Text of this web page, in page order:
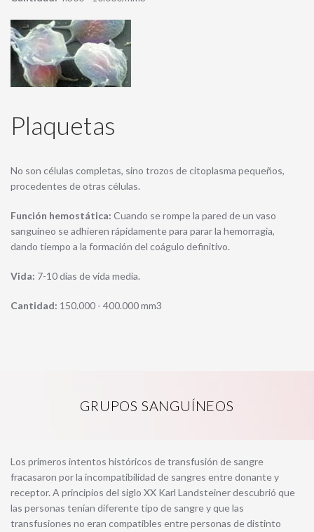
Plaquetas
No son células completas, sino trozos de citoplasma pequeños,
procedentes de otras células.
Función hemostática: Cuando se rompe la pared de un vaso
sanguíneo se adhieren rápidamente para parar la hemorragia,
dando tiempo a la formación del coágulo definitivo.
Vida: 7-10 días de vida media.
Cantidad: 150.000 - 400.000 mm3
GRUPOS SANGUÍNEOS
Los primeros intentos históricos de transfusión de sangre
fracasaron por la incompatibilidad de sangres entre donante y
receptor. A principios del siglo XX Karl Landsteiner descubrió que
las personas tenían diferente tipo de sangre y que las
transfusiones no eran compatibles entre personas de distinto